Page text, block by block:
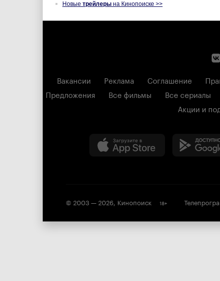
Новые трейлеры на Кинопоиске >>
Вакансии Реклама Соглашение
Предложения
Все фильмы
Все сериалы
Акции и
© 2003 — 2026, Кинопоиск 18+